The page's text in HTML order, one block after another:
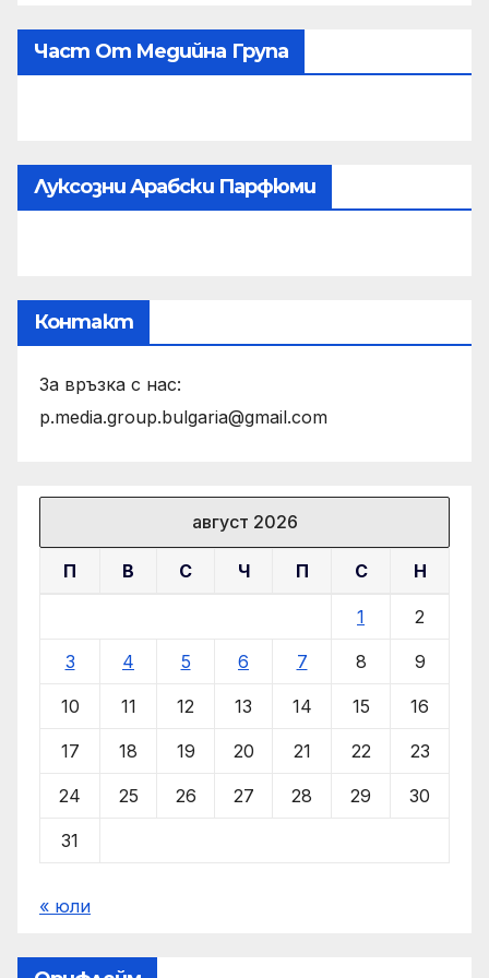
Част От Медийна Група
Луксозни Арабски Парфюми
Контакт
За връзка с нас:
p.media.group.bulgaria@gmail.com
август 2026
П В С Ч П С Н
1 2
3 4 5 6 7 8 9
10 11 12 13 14 15 16
17 18 19 20 21 22 23
24 25 26 27 28 29 30
31
« юли